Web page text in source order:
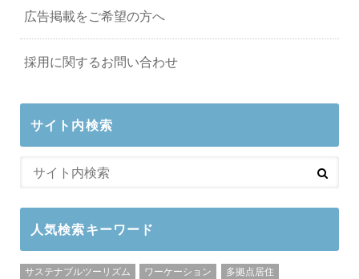
広告掲載をご希望の方へ
採用に関するお問い合わせ
サイト内検索
人気検索キーワード
サステナブルツーリズム ワーケーション
多拠点居住